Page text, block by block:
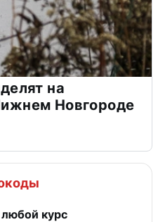
на
Новгороде
курс